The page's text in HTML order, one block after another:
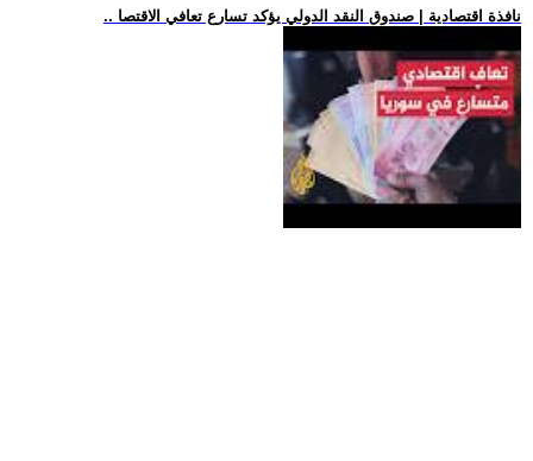
.. نافذة اقتصادية | صندوق النقد الدولي يؤكد تسارع تعافي الاقتصا